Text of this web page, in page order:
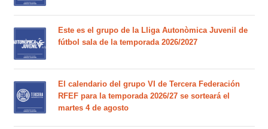
Este es el grupo de la Lliga Autonòmica Juvenil de
fútbol sala de la temporada 2026/2027
El calendario del grupo VI de Tercera Federación
RFEF para la temporada 2026/27 se sorteará el
martes 4 de agosto